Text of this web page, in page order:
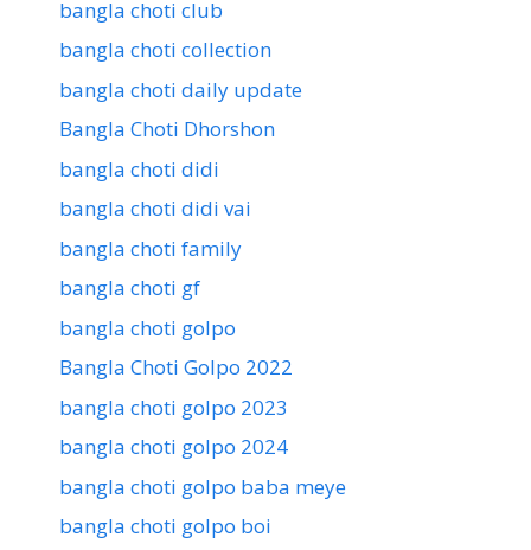
bangla choti club
bangla choti collection
bangla choti daily update
Bangla Choti Dhorshon
bangla choti didi
bangla choti didi vai
bangla choti family
bangla choti gf
bangla choti golpo
Bangla Choti Golpo 2022
bangla choti golpo 2023
bangla choti golpo 2024
bangla choti golpo baba meye
bangla choti golpo boi